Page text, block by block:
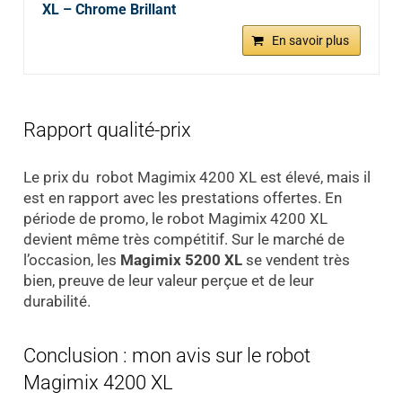
XL – Chrome Brillant
En savoir plus
Rapport qualité-prix
Le prix du robot Magimix 4200 XL est élevé, mais il
est en rapport avec les prestations offertes. En
période de promo, le robot Magimix 4200 XL
devient même très compétitif. Sur le marché de
l’occasion, les Magimix 5200 XL se vendent très
bien, preuve de leur valeur perçue et de leur
durabilité.
Conclusion : mon avis sur le robot
Magimix 4200 XL